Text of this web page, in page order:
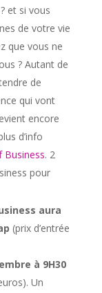
et si vous
de votre vie
que vous ne
? Autant de
de
qui vont
encore
d’info
Business. 2
pour
aura
(prix d’entrée
à 9H30
Un